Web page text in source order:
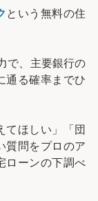
という無料の住
で、主要銀行の
通る確率までひ
てほしい」「団
質問をプロのア
ローンの下調べ